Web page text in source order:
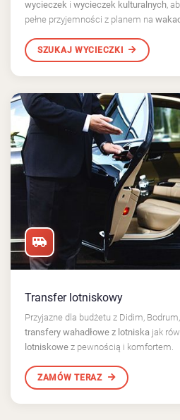
wycieczek i wycieczek kulturalnych,
pełne przyjemności z planem na
SZUKAJ WYCIECZKI
Transfer lotniskowy
Przyjazne dla budżetu z Didim,
transfery wahadłowe z lotniska jak
lotniskowe z pewnością i komfortem.
ZAMÓW TERAZ